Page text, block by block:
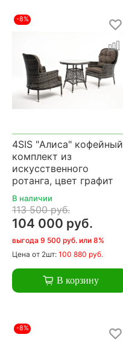
-8%
4SIS "Алиса" кофейный
комплект из
искусственного
ротанга, цвет графит
В наличии
113 500 руб.
104 000 руб.
выгода 9 500 руб. или 8%
Цена от 2шт: 100 880 руб.
В корзину
-8%